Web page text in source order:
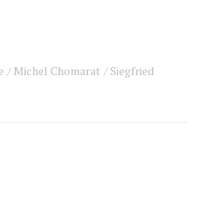
Michel Chomarat
Siegfried